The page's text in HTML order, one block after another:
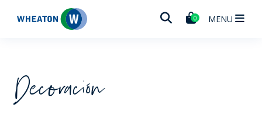
Wheaton 0 MENU
Decoración